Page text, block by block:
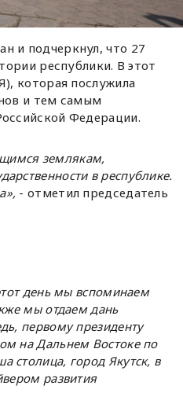
и подчеркнул, что 27
республики. В этот
которая послужила
и тем самым
Федерации.
землякам,
в республике.
- отметил председатель
день мы вспоминаем
мы отдаем дань
первому президенту
на Дальнем Востоке по
столица, город Якутск, в
развития